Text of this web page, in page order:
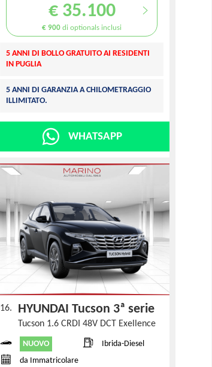
€ 35.100
€ 900 di optionals inclusi
5 ANNI DI BOLLO GRATUITO AI RESIDENTI
IN PUGLIA
5 ANNI DI GARANZIA A CHILOMETRAGGIO
ILLIMITATO.
WHATSAPP
16. HYUNDAI Tucson 3ª serie
Tucson 1.6 CRDI 48V DCT Exellence
NUOVO
Ibrida-Diesel
da Immatricolare